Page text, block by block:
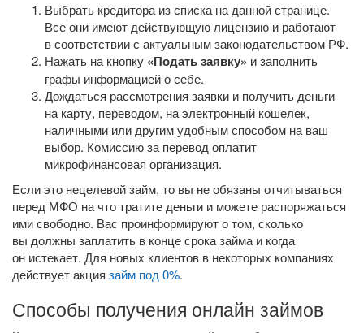
Выбрать кредитора из списка на данной странице.
Все они имеют действующую лицензию и работают
в соответствии с актуальным законодательством РФ.
Нажать на кнопку «Подать заявку» и заполнить
графы информацией о себе.
Дождаться рассмотрения заявки и получить деньги
на карту, переводом, на электронный кошелек,
наличными или другим удобным способом на ваш
выбор. Комиссию за перевод оплатит
микрофинансовая организация.
Если это нецелевой займ, то вы не обязаны отчитываться
перед МФО на что тратите деньги и можете распоряжаться
ими свободно. Вас проинформируют о том, сколько
вы должны заплатить в конце срока займа и когда
он истекает. Для новых клиентов в некоторых компаниях
действует акция займ под 0%.
Способы получения онлайн займов